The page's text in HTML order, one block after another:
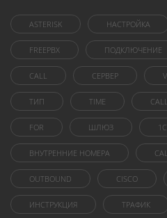
ASTERISK НАСТРОЙКА
FREEPBX ПОДКЛЮЧЕНИЕ
CALL СЕРВЕР
ТИП TIME
FOR ШЛЮЗ 1C
ВНУТРЕННИЕ НОМЕРА
OUTBOUND CISCO
ИНСТРУКЦИЯ ТРАФИК